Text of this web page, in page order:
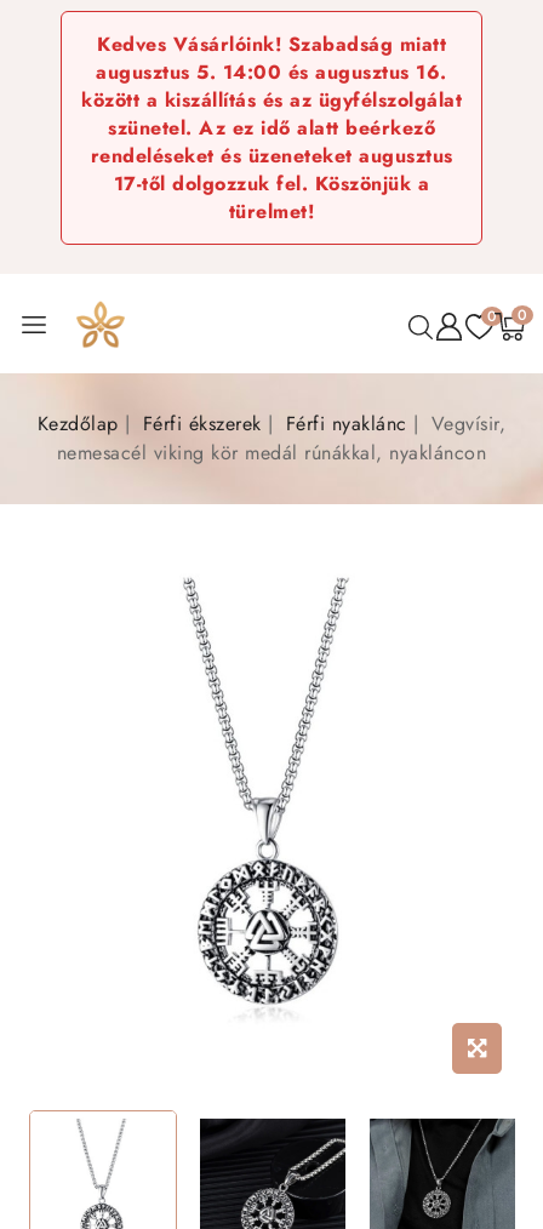
Kedves Vásárlóink! Szabadság miatt
augusztus 5. 14:00 és augusztus 16.
között a kiszállítás és az ügyfélszolgálat
szünetel. Az ez idő alatt beérkező
rendeléseket és üzeneteket augusztus
17-től dolgozzuk fel. Köszönjük a
türelmet!
0 0
Kezdőlap Férfi ékszerek Férfi nyaklánc
Vegvísir,
nemesacél viking kör medál rúnákkal, nyakláncon